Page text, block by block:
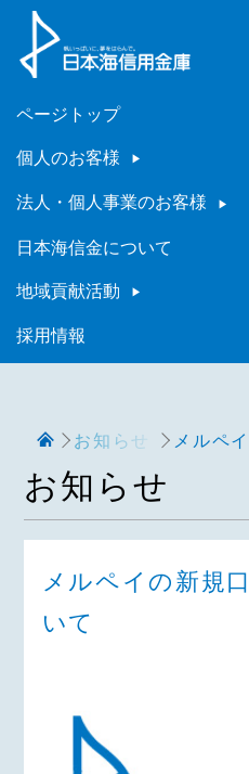
ページトップ
個人のお客様
法人・個人事業のお客様
日本海信金について
地域貢献活動
採用情報
お知らせ メルペ
お知らせ
メルペイの新規
いて